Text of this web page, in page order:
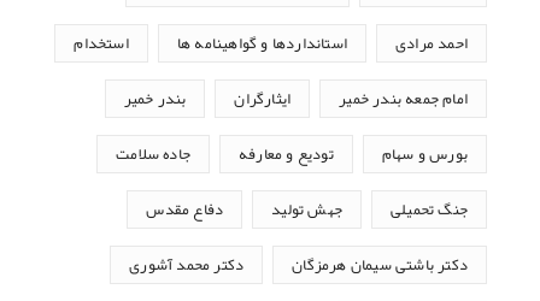
احمد مرادی استانداردها و گواهینامه ها استخدام
امام جمعه بندر خمیر ایثارگران بندر خمیر
بورس و سهام تودیع و معارفه جاده سلامت
جنگ تحمیلی جهش تولید دفاع مقدس
دکتر باشتی سیمان هرمزگان دکتر محمد آشوری